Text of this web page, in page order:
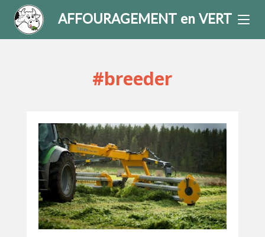
AFFOURAGEMENT en VERT
#breeder